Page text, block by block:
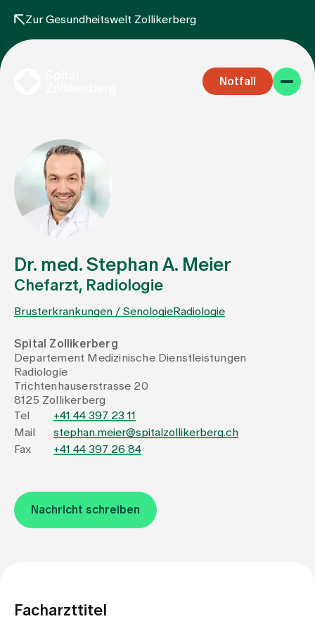
Zur Gesundheitswelt Zollikerberg
Notfall
Fachbereiche
Aufenthalt
Team
Zuweisende
Events
Über uns
Babygalerie
Dr. med. Stephan A. Meier
Chefarzt, Radiologie
Brusterkrankungen / SenologieRadiologie
Spital Zollikerberg
Departement Medizinische Dienstleistungen
Radiologie
Trichtenhauserstrasse 20
8125 Zollikerberg
Tel
+41 44 397 23 11
Mail
stephan.meier@spitalzollikerberg.ch
Fax
+41 44 397 26 84
Nachricht schreiben
Facharzttitel